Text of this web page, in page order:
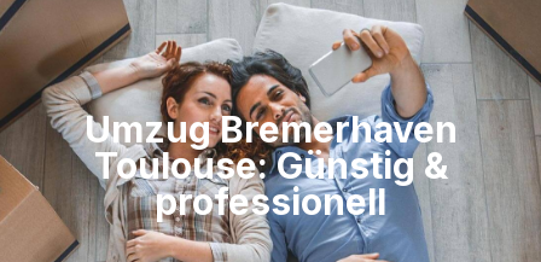
Umzug Bremerhaven​
Toulouse: Günstig &
professionell​